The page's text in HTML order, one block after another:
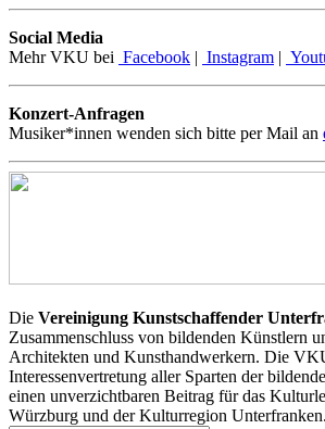
Social Media
Mehr VKU bei Facebook | Instagram |
Konzert-Anfragen
Musiker*innen wenden sich bitte per Mail an
Die Vereinigung Kunstschaffender
Zusammenschluss von bildenden Künstlern
Architekten und Kunsthandwerkern. Die
Interessenvertretung aller Sparten der
einen unverzichtbaren Beitrag für das
Würzburg und der Kulturregion Unterfranken.